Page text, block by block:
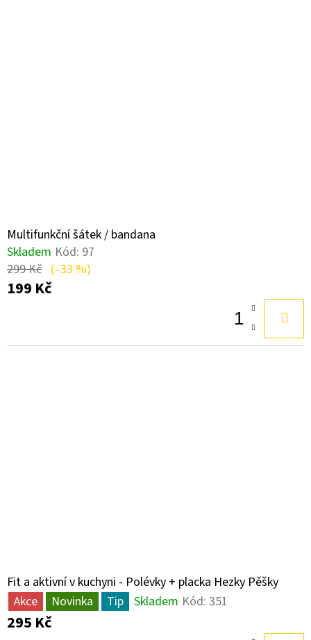
Multifunkční šátek / bandana
Skladem Kód: 97
299 Kč (–33 %)
199 Kč
Fit a aktivní v kuchyni - Polévky + placka Hezky Pěšky
Akce
Novinka Tip Skladem Kód: 351
295 Kč